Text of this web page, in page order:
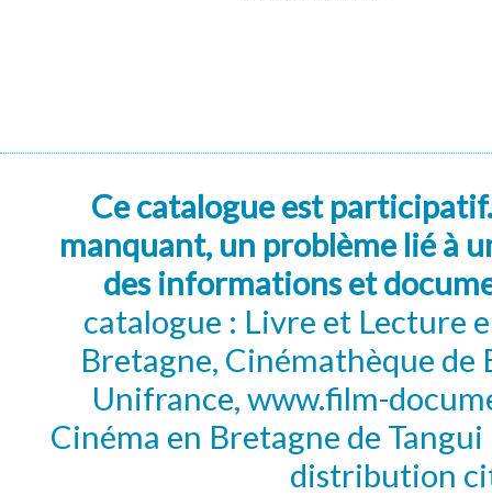
Ce catalogue est
manquant, un problème lié à
des informations et
catalogue : Livre et Lecture
Bretagne, Cinémathèque de
Unifrance, www.film-
Cinéma en Bretagne de
distribution